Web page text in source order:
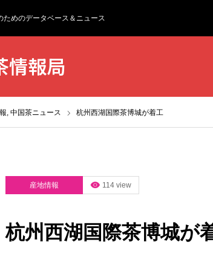
ためのデータベース＆ニュース
情報局
, 中国茶ニュース 杭州西湖国際茶博城が着工
産地情報 114 view
杭州西湖国際茶博城が